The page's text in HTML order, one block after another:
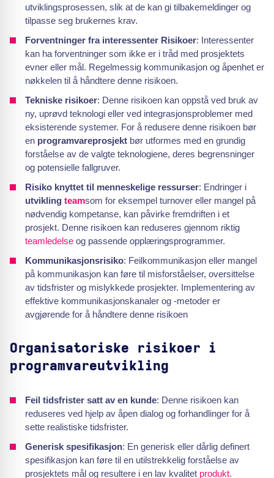
utviklingsprosessen, slik at de kan gi tilbakemeldinger og
tilpasse seg brukernes krav.
Forventninger fra interessenter Risikoer: Interessenter
kan ha forventninger som ikke er i tråd med prosjektets
evner eller mål. Regelmessig kommunikasjon og åpenhet er
nøkkelen til å håndtere denne risikoen.
Tekniske risikoer: Denne risikoen kan oppstå ved bruk av
ny, uprøvd teknologi eller ved integrasjonsproblemer med
eksisterende systemer. For å redusere denne risikoen bør
en programvareprosjekt bør utformes med en grundig
forståelse av de valgte teknologiene, deres begrensninger
og potensielle fallgruver.
Risiko knyttet til menneskelige ressurser: Endringer i
utvikling teamsom for eksempel turnover eller mangel på
nødvendig kompetanse, kan påvirke fremdriften i et
prosjekt. Denne risikoen kan reduseres gjennom riktig
teamledelse og passende opplæringsprogrammer.
Kommunikasjonsrisiko: Feilkommunikasjon eller mangel
på kommunikasjon kan føre til misforståelser, oversittelse
av tidsfrister og mislykkede prosjekter. Implementering av
effektive kommunikasjonskanaler og -metoder er
avgjørende for å håndtere denne risikoen
Organisatoriske risikoer i
programvareutvikling
Feil tidsfrister satt av en kunde: Denne risikoen kan
reduseres ved hjelp av åpen dialog og forhandlinger for å
sette realistiske tidsfrister.
Generisk spesifikasjon: En generisk eller dårlig definert
spesifikasjon kan føre til en utilstrekkelig forståelse av
prosjektets mål og resultere i en lav kvalitet produkt.